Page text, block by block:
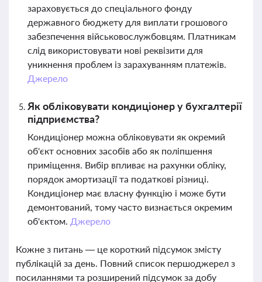
зараховується до спеціального фонду
державного бюджету для виплати грошового
забезпечення військовослужбовцям. Платникам
слід використовувати нові реквізити для
уникнення проблем із зарахуванням платежів.
Джерело
Як обліковувати кондиціонер у бухгалтерії
підприємства?
Кондиціонер можна обліковувати як окремий
об'єкт основних засобів або як поліпшення
приміщення. Вибір впливає на рахунки обліку,
порядок амортизації та податкові різниці.
Кондиціонер має власну функцію і може бути
демонтований, тому часто визнається окремим
об'єктом. Джерело
Кожне з питань — це короткий підсумок змісту
публікацій за день. Повний список першоджерел з
посиланнями та розширений підсумок за добу